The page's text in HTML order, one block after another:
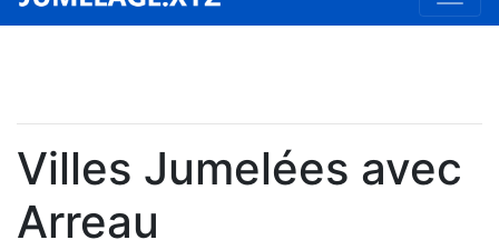
Villes Jumelées avec
Arreau